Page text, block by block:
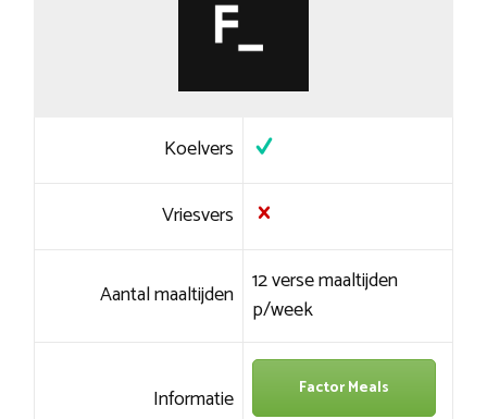
Koelvers
Vriesvers
Aantal maaltijden 12 verse maaltijden
p/week
Informatie Factor Meals